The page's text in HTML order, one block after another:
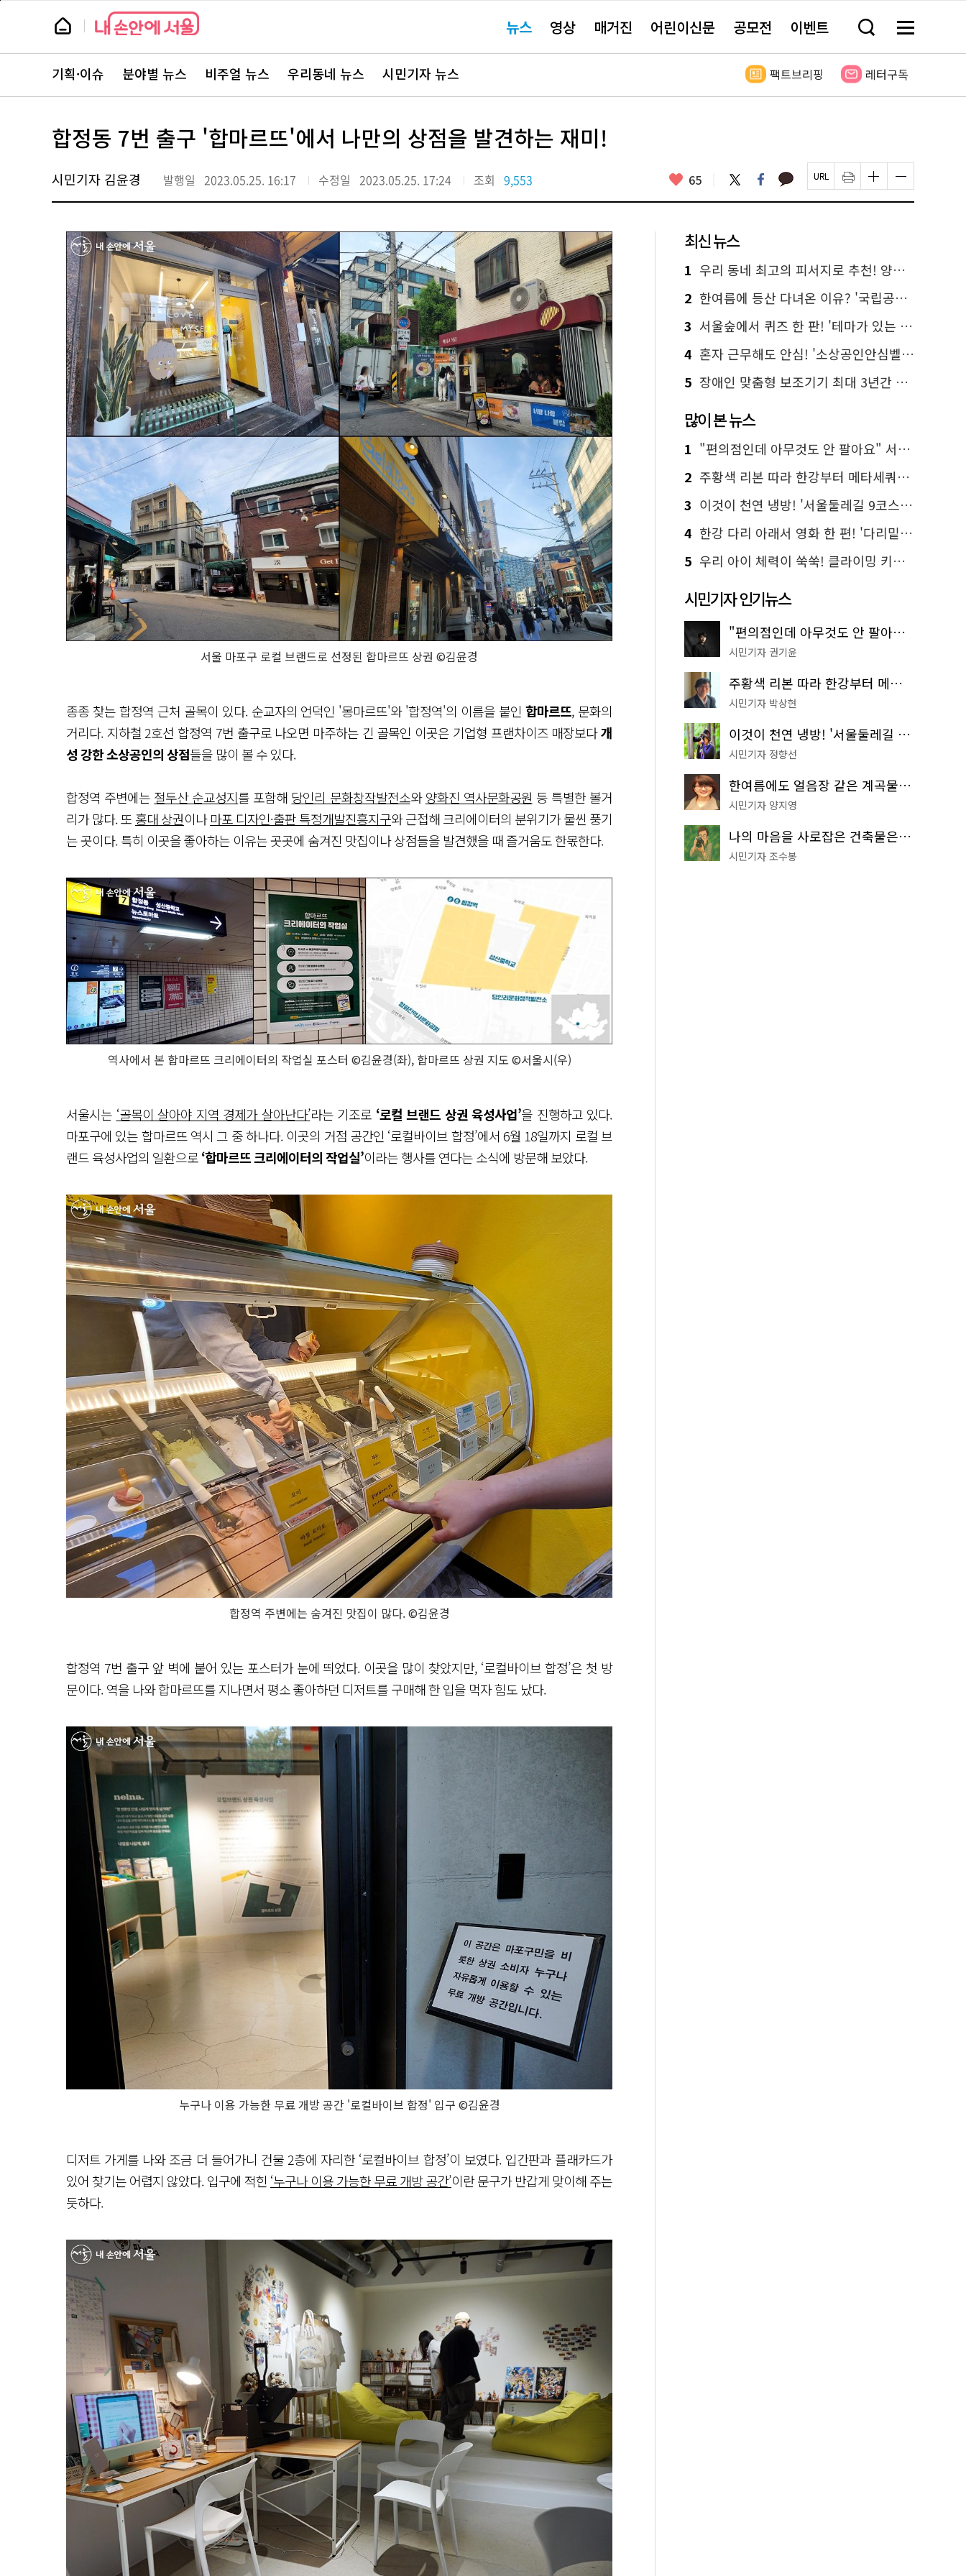
본
뉴
스 요뉴스 영상 매거진 어린이신문 공모전 이벤트 검
창
기
메
전
보
뉴
스
주
서
바
로
기획·이슈 분야별 뉴스 비주얼 뉴스 우리동네 뉴스 시민기자 뉴스 팩트브리핑 레터구독
합정동 7번 출구 '합마르뜨'에서 나만의 상점을 발견하는 재미!
시민기자 김윤경 발행일 2023.05.25. 16:17 수정일 2023.05.25. 17:24 조회 9,553 좋
요
65 트
위
터
페
이
스
카
카 페
이
지
인
쇄
하
글
자
크
하
기
글
자
크
하
서울 마포구 로컬 브랜드로 선정된 합마르뜨 상권 ©김윤경
종종 찾는 합정역 근처 골목이 있다. 순교자의 언덕인 '몽마르뜨'와 '합정역'의 이름을 붙인합마르뜨, 문화의
거리다. 지하철 2호선 합정역 7번 출구로 나오면 마주하는 긴 골목인 이곳은 기업형 프랜차이즈 매장보다개
성 강한 소상공인의 상점들을 많이 볼 수 있다.
합정역 주변에는 절두산 순교성지를 포함해 당인리 문화창작발전소와양화진 역사문화공원 등 특별한 볼거
리가 많다. 또 홍대 상권이나마포 디자인·출판 특정개발진흥지구와 근접해 크리에이터의 분위기가 물씬 풍기
는 곳이다. 특히 이곳을 좋아하는 이유는 곳곳에 숨겨진 맛집이나 상점들을 발견했을 때 즐거움도 한몫한다.
역사에서 본 합마르뜨 크리에이터의 작업실 포스터 ©김윤경(좌), 합마르뜨 상권 지도 ©서울시(우)
서울시는 ‘골목이 살아야 지역 경제가 살아난다’라는 기조로 ‘로컬 브랜드 상권 육성사업’을 진행하고 있다.
마포구에 있는 합마르뜨 역시 그 중 하나다. 이곳의 거점 공간인 ‘로컬바이브 합정’에서 6월 18일까지 로컬 브
랜드 육성사업의 일환으로‘합마르뜨 크리에이터의 작업실’이라는 행사를 연다는 소식에 방문해 보았다.
합정역 주변에는 숨겨진 맛집이 많다. ©김윤경
합정역 7번 출구 앞 벽에 붙어 있는 포스터가 눈에 띄었다. 이곳을 많이 찾았지만, ‘로컬바이브 합정’은 첫 방
문이다. 역을 나와 합마르뜨를 지나면서 평소 좋아하던 디저트를 구매해 한 입을 먹자 힘도 났다.
누구나 이용 가능한 무료 개방 공간 '로컬바이브 합정' 입구 ©김윤경
디저트 가게를 나와 조금 더 들어가니 건물 2층에 자리한 ‘로컬바이브 합정’이 보였다. 입간판과 플래카드가
있어 찾기는 어렵지 않았다. 입구에 적힌 ‘누구나 이용 가능한 무료 개방 공간’이란 문구가 반갑게 맞이해 주는
듯하다.
최신 뉴스
1 우리 동네 최고의 피서지로 추천! 양천구의 3色 무더위 탈출 명소
2 한여름에 등산 다녀온 이유? '국립공원 산악박물관' 때문이죠!
3 서울숲에서 퀴즈 한 판! '테마가 있는 정원여행' 떠나요
4 혼자 근무해도 안심! '소상공인안심벨' 신청하세요
5 장애인 맞춤형 보조기기 최대 3년간 무상 대여…삶의 질 높인다
많이 본 뉴스
1 "편의점인데 아무것도 안 팔아요" 서울에서 가장 특별한 편의점의 정체
2 주황색 리본 따라 한강부터 메타세쿼이아 숲길까지…서울둘레길 15코스
3 이것이 천연 냉방! '서울둘레길 9코스'로 숲속 피서 떠나볼까
4 한강 다리 아래서 영화 한 편! '다리밑 영화관' 무료 상영
5 우리 아이 체력이 쑥쑥! 클라이밍 키즈카페·어린이 체력장
시민기자 인기뉴스
"편의점인데 아무것도 안 팔아요" 서울에서 가장 특별한 편의점의 정체
시민기자 권기윤
주황색 리본 따라 한강부터 메타세쿼이아 숲길까지…서울둘레길 15코스
시민기자 박상현
이것이 천연 냉방! '서울둘레길 9코스'로 숲속 피서 떠나볼까
시민기자 정향선
한여름에도 얼음장 같은 계곡물! 서울 '진관사 계곡'이 천국이네~
시민기자 양지영
나의 마음을 사로잡은 건축물은? '서울시 건축상' 수상작 공개!
시민기자 조수봉
페